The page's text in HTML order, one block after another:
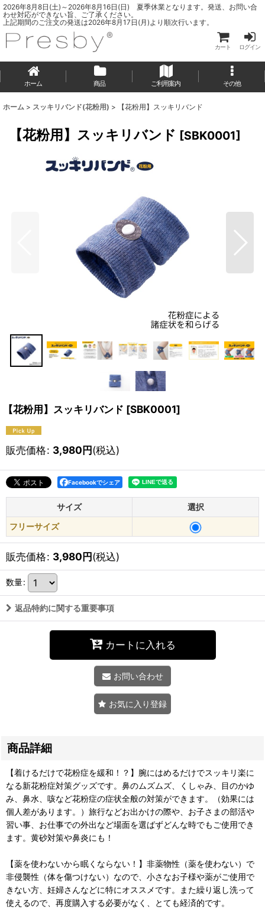
2026年8月8日(土)～2026年8月16日(日) 夏季休業となります。発送、お問い合
わせ対応ができない旨、ご了承ください。
上記期間のご注文の発送は2026年8月17日(月)より順次行います。
カート ログイン
ホーム 商品 ご利用案内 その他
ホーム > スッキリバンド(花粉用) > 【花粉用】スッキリバンド
【花粉用】スッキリバンド [SBK0001]
【花粉用】スッキリバンド [SBK0001]
販売価格: 3,980円(税込)
Facebookでシェア
サイズ
選択
フリーサイズ
販売価格: 3,980円(税込)
数量:
返品特約に関する重要事項
カートに入れる
お問い合わせ
お気に入り登録
商品詳細
【着けるだけで花粉症を緩和！？】腕にはめるだけでスッキリ楽に
なる新花粉症対策グッズです。鼻のムズムズ、くしゃみ、目のかゆ
み、鼻水、咳など花粉症の症状全般の対策ができます。（効果には
個人差があります。）旅行などお出かけの際や、お子さまの部活や
習い事、お仕事での外出など場面を選ばずどんな時でもご使用でき
ます。黄砂対策や鼻炎にも！
【薬を使わないから眠くならない！】非薬物性（薬を使わない）で
非侵襲性（体を傷つけない）なので、小さなお子様や薬がご使用で
きない方、妊婦さんなどに特にオススメです。また繰り返し洗って
使えるので、再度購入する必要がなく、とても経済的です。